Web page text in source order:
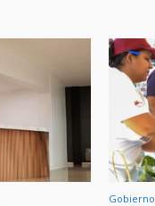
Gobierno